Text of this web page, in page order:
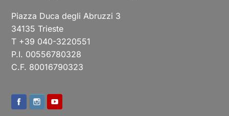
Piazza Duca degli Abruzzi 3
34135 Trieste
T +39 040-3220551
P.I. 00556780328
C.F. 80016790323